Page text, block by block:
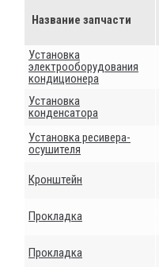
Название запчасти
Установка
электрооборудования
кондиционера
Установка
конденсатора
Установка ресивера-
осушителя
Кронштейн
Прокладка
Прокладка